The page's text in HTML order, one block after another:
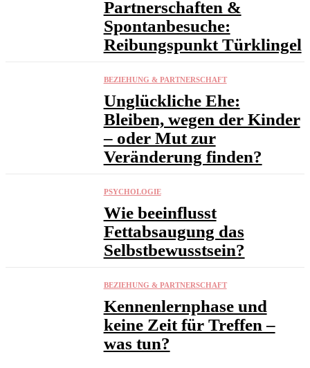
Partnerschaften &
Spontanbesuche:
Reibungspunkt Türklingel
BEZIEHUNG & PARTNERSCHAFT
Unglückliche Ehe:
Bleiben, wegen der Kinder
– oder Mut zur
Veränderung finden?
PSYCHOLOGIE
Wie beeinflusst
Fettabsaugung das
Selbstbewusstsein?
BEZIEHUNG & PARTNERSCHAFT
Kennenlernphase und
keine Zeit für Treffen –
was tun?